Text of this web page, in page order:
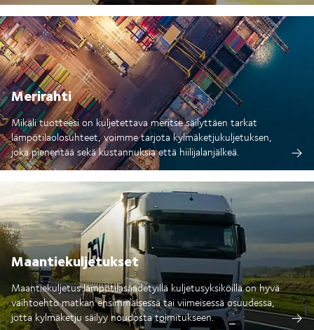
Merirahti
Mikäli tuotteesi on kuljetettava meritse säilyttäen tarkat
lämpötilaolosuhteet, voimme tarjota kylmäketjukuljetuksen,
joka pienentää sekä kustannuksia että hiilijalanjälkeä.
Maantiekuljetukset
Maantiekuljetus lämpötilasäädetyillä kuljetusyksiköillä on hyvä
vaihtoehto matkan ensimmäisessä tai viimeisessä osuudessa,
jotta kylmäketju säilyy noudosta toimitukseen.